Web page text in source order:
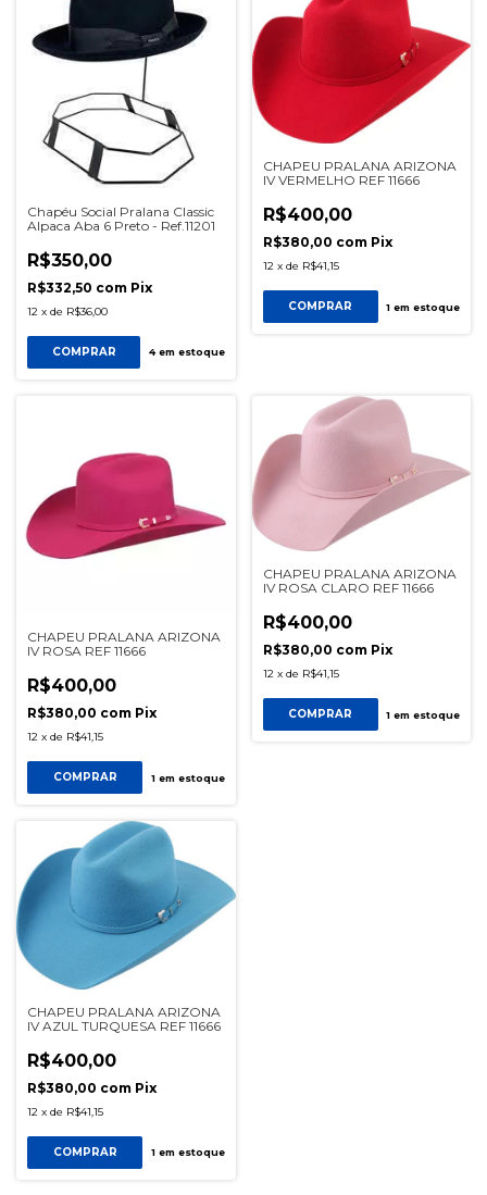
Chapéu Social Pralana Classic
Alpaca Aba 6 Preto - Ref.11201
R$350,00
R$332,50 com Pix
12 x de R$36,00
COMPRAR 4em estoque
CHAPEU PRALANA ARIZONA
IV VERMELHO REF 11666
R$400,00
R$380,00 com Pix
12 x de R$41,15
COMPRAR 1 em estoque
CHAPEU PRALANA ARIZONA
IV ROSA REF 11666
R$400,00
R$380,00 com Pix
12 x de R$41,15
COMPRAR 1em estoque
CHAPEU PRALANA ARIZONA
IV ROSA CLARO REF 11666
R$400,00
R$380,00 com Pix
12 x de R$41,15
COMPRAR 1 em estoque
CHAPEU PRALANA ARIZONA
IV AZUL TURQUESA REF 11666
R$400,00
R$380,00 com Pix
12 x de R$41,15
COMPRAR 1em estoque